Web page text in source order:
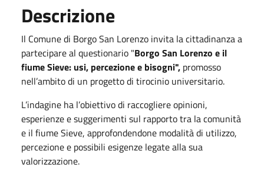
Descrizione
Il Comune di Borgo San Lorenzo invita la cittadinanza a
partecipare al questionario "Borgo San Lorenzo e il
fiume Sieve: usi, percezione e bisogni", promosso
nell’ambito di un progetto di tirocinio universitario.
L’indagine ha l’obiettivo di raccogliere opinioni,
esperienze e suggerimenti sul rapporto tra la comunità
e il fiumeSieve, approfondendone modalità di utilizzo,
percezione e possibili esigenze legate alla sua
valorizzazione.